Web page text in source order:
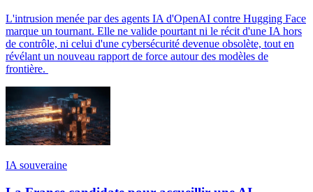
L'intrusion menée par des agents IA d'OpenAI contre Hugging Face
marque un tournant. Elle ne valide pourtant ni le récit d'une IA hors
de contrôle, ni celui d'une cybersécurité devenue obsolète, tout en
révélant un nouveau rapport de force autour des modèles de
frontière.
IA souveraine